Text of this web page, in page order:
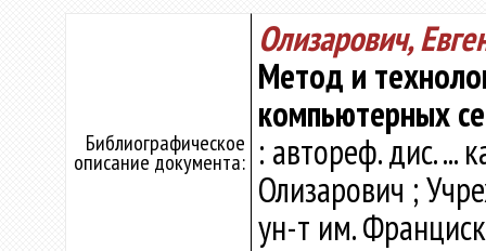
Библиографическое
описание документа:
Олизарович,
Метод и
компьютерных
: автореф. дис. ...
Олизарович ;
ун-т им.